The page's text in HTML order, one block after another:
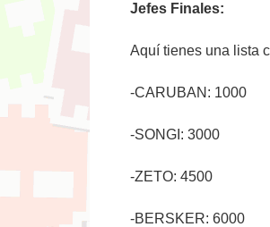
Jefes Finales:
Aquí tienes una lista
-CARUBAN: 1000
-SONGI: 3000
-ZETO: 4500
-BERSKER: 6000